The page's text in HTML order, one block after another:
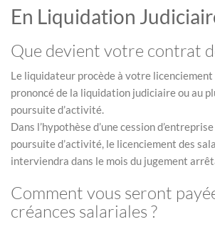
En Liquidation
Que devient votre contrat
Le liquidateur procède à votre licenciement
prononcé de la liquidation judiciaire ou au
poursuite d’activité.
Dans l’hypothèse d’une cession
poursuite d’activité, le licenciement des
interviendra dans le mois du jugement
Comment vous seront
créances salariales ?